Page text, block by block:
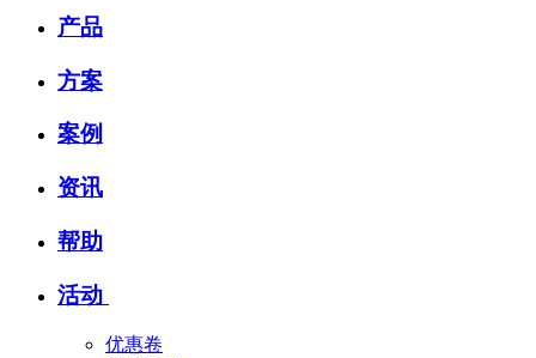
产品
方案
案例
资讯
帮助
活动
优惠卷